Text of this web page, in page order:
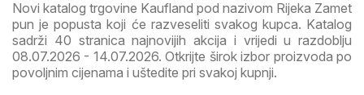
Novi katalog trgovine Kaufland pod nazivom Rijeka Zamet
pun je popusta koji će razveseliti svakog kupca. Katalog
sadrži 40 stranica najnovijih akcija i vrijedi u razdoblju
08.07.2026 - 14.07.2026. Otkrijte širok izbor proizvoda po
povoljnim cijenama i uštedite pri svakoj kupnji.